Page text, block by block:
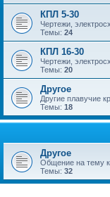
КПЛ 5-30
Чертежи,
Темы: 24
КПЛ 16-30
Чертежи,
Темы: 20
Другое
Другие плавучие
Темы: 18
Другое
Общение на тему
Темы: 32